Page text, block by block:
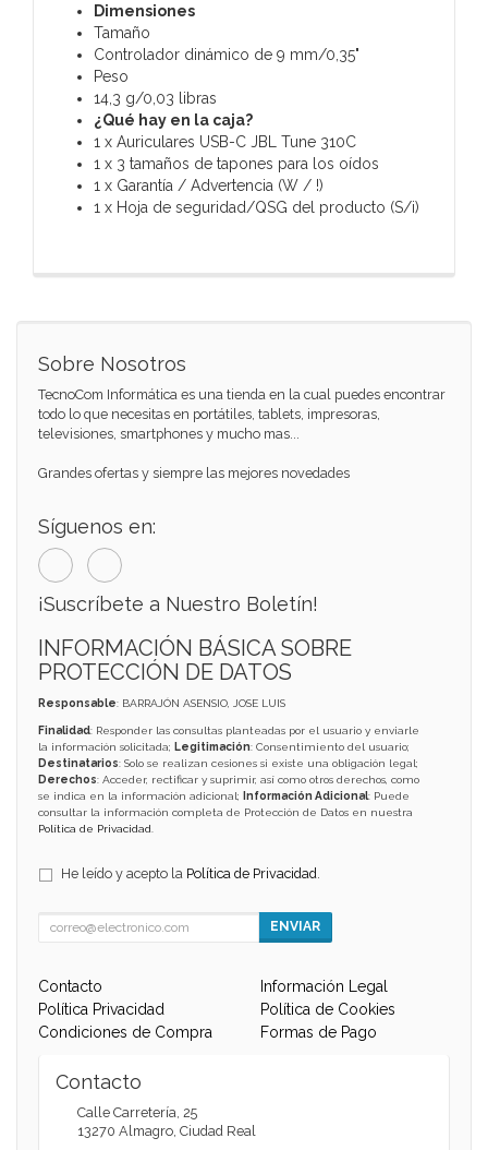
Dimensiones
Tamaño
Controlador dinámico de 9 mm/0,35"
Peso
14,3 g/0,03 libras
¿Qué hay en la caja?
1 x Auriculares USB-C JBL Tune 310C
1 x 3 tamaños de tapones para los oídos
1 x Garantía / Advertencia (W / !)
1 x Hoja de seguridad/QSG del producto (S/i)
Sobre Nosotros
TecnoCom Informática es una tienda en la cual puedes encontrar
todo lo que necesitas en portátiles, tablets, impresoras,
televisiones, smartphones y mucho mas...
Grandes ofertas y siempre las mejores novedades
Síguenos en:
¡Suscríbete a Nuestro Boletín!
INFORMACIÓN BÁSICA SOBRE
PROTECCIÓN DE DATOS
Responsable: BARRAJÓN ASENSIO, JOSE LUIS
Finalidad: Responder las consultas planteadas por el usuario y enviarle
la información solicitada; Legitimación: Consentimiento del usuario;
Destinatarios: Solo se realizan cesiones si existe una obligación legal;
Derechos: Acceder, rectificar y suprimir, así como otros derechos, como
se indica en la información adicional;
Información Adicional: Puede
consultar la información completa de Protección de Datos en nuestra
Política de Privacidad
He leído y acepto la Política de Privacidad
ENVIAR
Contacto
Información Legal
Política Privacidad
Política de Cookies
Condiciones de Compra
Formas de Pago
Contacto
Calle Carretería, 25
13270 Almagro Ciudad Real